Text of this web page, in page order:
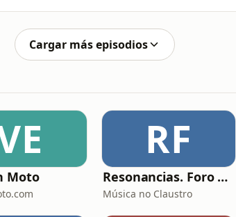
Cargar más episodios
Moto
RF
Resonancias. Foro profesional de instrumentos musicais
Música no Claustro